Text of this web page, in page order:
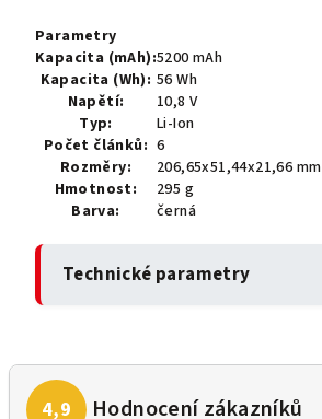
Parametry
Kapacita (mAh):5200 mAh
Kapacita (Wh): 56 Wh
Napětí:
10,8 V
Typ:
Li-Ion
Počet článků: 6
Rozměry:
206,65x51,44x21,66 mm
Hmotnost:
295 g
Barva:
černá
Technické parametry